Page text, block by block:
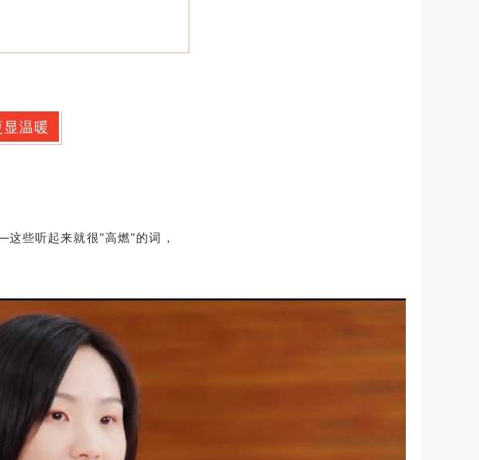
温暖
些听起来就很“高燃”的词，